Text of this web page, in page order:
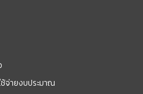
จ่ายงบประมาณ